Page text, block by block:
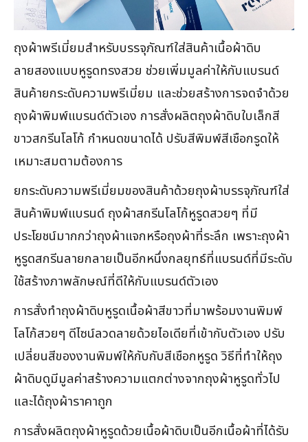
ถุงผ้าพรีเมี่ยมสำหรับบรรจุภัณฑ์ใส่สินค้าเนื้อผ้าดิบ
ลายสองแบบหูรูดทรงสวย ช่วยเพิ่มมูลค่าให้กับแบรนด์
สินค้ายกระดับความพรีเมี่ยม และช่วยสร้างการจดจำด้วย
ถุงผ้าพิมพ์แบรนด์ตัวเอง การสั่งผลิตถุงผ้าดิบใบเล็กสี
ขาวสกรีนโลโก้ กำหนดขนาดได้ ปรับสีพิมพ์สีเชือกรูดให้
เหมาะสมตามต้องการ
ยกระดับความพรีเมี่ยมของสินค้าด้วยถุงผ้าบรรจุภัณฑ์ใส่
สินค้าพิมพ์แบรนด์ ถุงผ้าสกรีนโลโก้หูรูดสวยๆ ที่มี
ประโยชน์มากกว่าถุงผ้าแจกหรือถุงผ้าที่ระลึก เพราะถุงผ้า
หูรูดสกรีนลายกลายเป็นอีกหนึ่งกลยุทธ์ที่แบรนด์ที่มีระดับ
ใช้สร้างภาพลักษณ์ที่ดีให้กับแบรนด์ตัวเอง
การสั่งทำถุงผ้าดิบหูรูดเนื้อผ้าสีขาวที่มาพร้อมงานพิมพ์
โลโก้สวยๆ ดีไซน์ลวดลายด้วยไอเดียที่เข้ากับตัวเอง ปรับ
เปลี่ยนสีของงานพิมพ์ให้กับกับสีเชือกหูรูด วิธีที่ทำให้ถุง
ผ้าดิบดูมีมูลค่าสร้างความแตกต่างจากถุงผ้าหูรูดทั่วไป
และได้ถุงผ้าราคาถูก
การสั่งผลิตถุงผ้าหูรูดด้วยเนื้อผ้าดิบเป็นอีกเนื้อผ้าที่ได้รับ